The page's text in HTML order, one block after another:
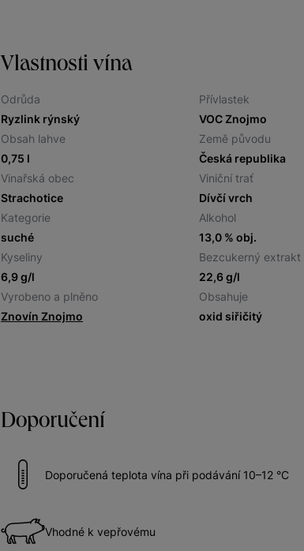
Vlastnosti vína
Odrůda
Ryzlink rýnský
Přívlastek
VOC Znojmo
Obsah lahve
0,75 l
Země původu
Česká republika
Vinařská obec
Strachotice
Viniční trať
Dívčí vrch
Kategorie
suché
Alkohol
13,0 % obj.
Kyseliny
6,9 g/l
Bezcukerný extrakt
22,6 g/l
Vyrobeno a plněno
Znovín Znojmo
Obsahuje
oxid siřičitý
Doporučení
Doporučená teplota vína při podávání 10–12 °C
Vhodné k vepřovému